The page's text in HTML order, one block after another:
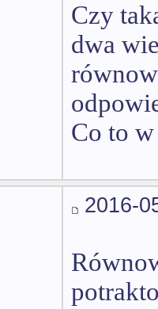
Czy
dwa
Co to
2016-